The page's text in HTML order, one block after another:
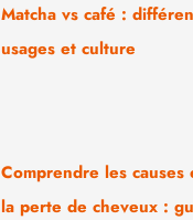
Matcha vs café :
usages et culture
Comprendre les causes
la perte de cheveux :